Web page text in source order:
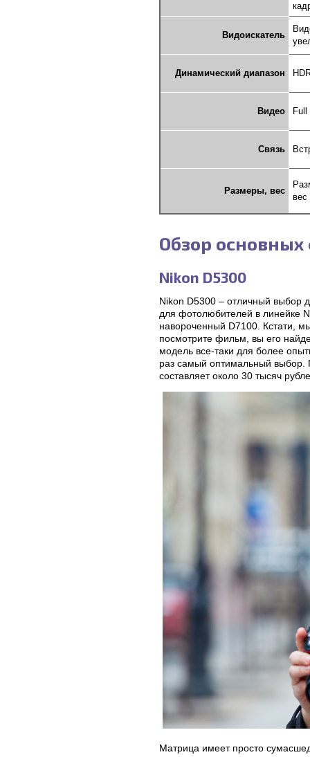
Видоискатель
Динамический диапазон
Видео Full
Связь
Размеры, вес
вес
Обзор
Nikon D5300
Nikon D5300 – отличный выбор
для фотолюбителей в линейке
навороченный D7100. Кстати,
посмотрите фильм, вы его
модель все-таки для более
раз самый оптимальный выбор.
составляет около 30 тысяч
Матрица имеет просто